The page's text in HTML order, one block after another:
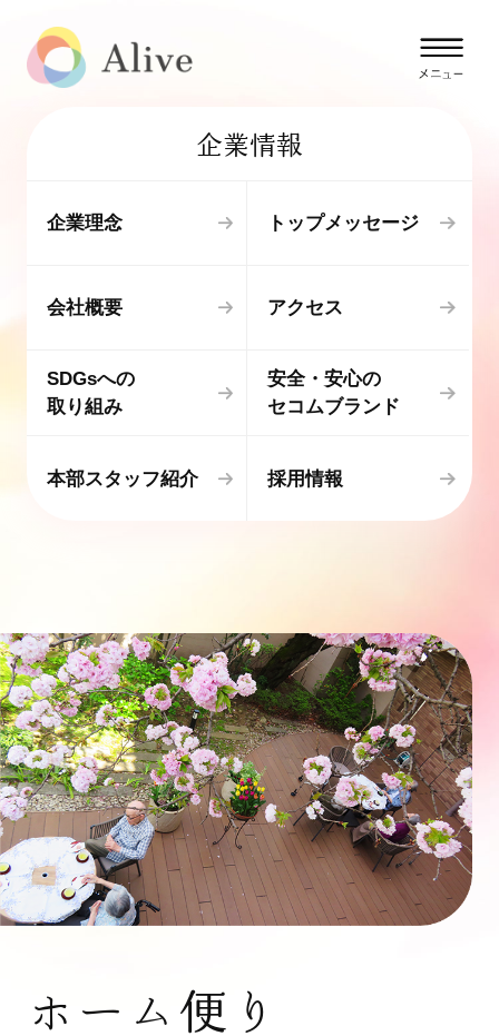
企業情報
企業理念 トップメッセージ
会社概要 アクセス
SDGsへの
取り組み
安全・安心の
セコムブランド
本部スタッフ紹介 採用情報
ホーム便り